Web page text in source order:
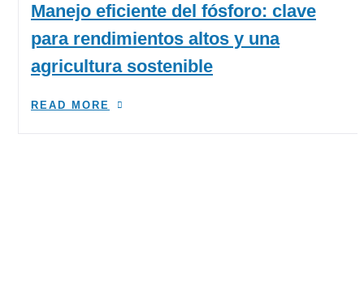
Manejo eficiente del fósforo: clave
para rendimientos altos y una
agricultura sostenible
READ MORE